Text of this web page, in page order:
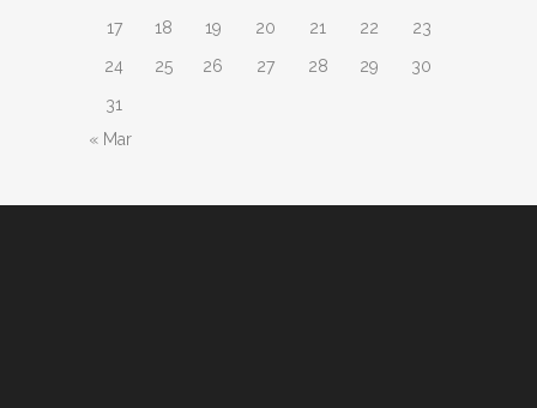
17
18 19 20 21 22
23
24
25 26 27 28 29
30
31
« Mar